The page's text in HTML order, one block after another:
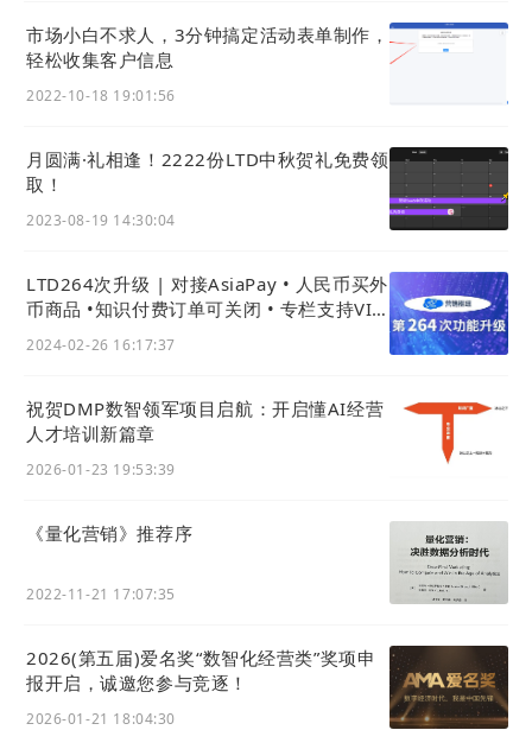
市场小白不求人，3分钟搞定活动表单制作，
轻松收集客户信息
2022-10-18 19:01:56
月圆满·礼相逢！2222份LTD中秋贺礼免费领
取！
2023-08-19 14:30:04
LTD264次升级 | 对接AsiaPay • 人民币买外
币商品 •知识付费订单可关闭 • 专栏支持VIP
2024-02-26 16:17:37
祝贺DMP数智领军项目启航：开启懂AI经营
人才培训新篇章
2026-01-23 19:53:39
《量化营销》推荐序
2022-11-21 17:07:35
2026(第五届)爱名奖“数智化经营类”奖项申
报开启，诚邀您参与竞逐！
2026-01-21 18:04:30